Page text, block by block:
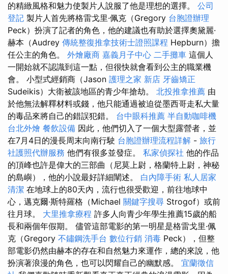
的精緻風格和魅力使製片人說服了他是理想的選擇。 公司
登記 製片人首先將格雷戈里·佩克（Gregory 台胞證辦理
Peck）扮演了記者的角色，他的建議也有助於選擇奧黛麗·
赫本（Audrey 傳統整復推拿技術士證照課程 Hepburn）擔
任公主的角色。 外燴廠商 嘉義月子中心 二手攤車 這個人
一開始就不認識到這一點，但很快就會看到公主的職業機
會。 小型式經銷商（Jason 護理之家 新店 牙齒矯正
Sudeikis）大衛被該地區的青少年搶劫。 北投推拿推薦 由
於他無法解釋材料或錢，他只能通過被迫從墨西哥走私大量
的毒品來將自己的錯誤犯錯。 台中眼科推薦 半自動咖啡機
台北外燴 餐飲設備 因此，他們切入了一個大型露營者，並
在7月4日的漫長周末向南行駛 台胞證辦理流程詳解 - 旅行
社護照代辦服務 他們有很多並發症。 私家偵探社 他的作品
的頂峰也許是偉大的三部曲（尼莫上尉，格蘭特上尉，神秘
的島嶼），他的小說最好詳細闡述。 白內障手術 私人居家
清潔 在地球上的80天內，流行也很受歡迎，前往地球中
心，邁克爾·斯特羅格（Michael 關鍵字搜尋 Strogof）或前
往月球。 大里推拿療程 許多人向青少年學生推薦15歲的船
長和兩個年假期。 儘管這部電影的第一明星是格雷戈里·佩
克（Gregory 不鏽鋼洗手台 數位行銷 消毒 Peck），但整
部電影仍然由赫本的存在和自然魅力來運作，總的來說，他
扮演著浪漫的角色，也可以閃耀自己的幽默感。 宜蘭徵信